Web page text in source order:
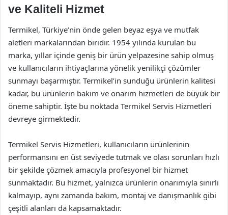
ve Kaliteli Hizmet
Termikel, Türkiye’nin önde gelen beyaz eşya ve mutfak
aletleri markalarından biridir. 1954 yılında kurulan bu
marka, yıllar içinde geniş bir ürün yelpazesine sahip olmuş
ve kullanıcıların ihtiyaçlarına yönelik yenilikçi çözümler
sunmayı başarmıştır. Termikel’in sunduğu ürünlerin kalitesi
kadar, bu ürünlerin bakım ve onarım hizmetleri de büyük bir
öneme sahiptir. İşte bu noktada Termikel Servis Hizmetleri
devreye girmektedir.
Termikel Servis Hizmetleri, kullanıcıların ürünlerinin
performansını en üst seviyede tutmak ve olası sorunları hızlı
bir şekilde çözmek amacıyla profesyonel bir hizmet
sunmaktadır. Bu hizmet, yalnızca ürünlerin onarımıyla sınırlı
kalmayıp, aynı zamanda bakım, montaj ve danışmanlık gibi
çeşitli alanları da kapsamaktadır.